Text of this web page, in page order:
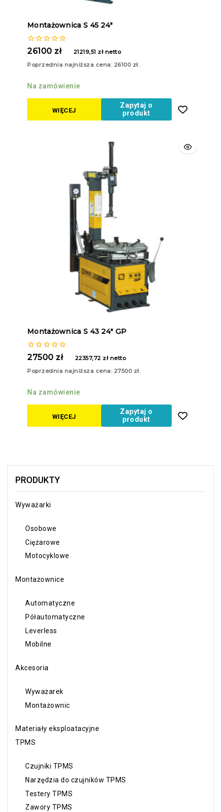
Montażownica S 45 24″
0
5
26100 zł 21219,51 złnetto
Poprzednia najniższa cena: 26100 zł.
Na zamówienie
WIĘCEJ
Zapytaj o
produkt
Montażownica S 43 24″ GP
0
5
27500 zł 22357,72 złnetto
Poprzednia najniższa cena: 27500 zł.
Na zamówienie
WIĘCEJ
Zapytaj o
produkt
PRODUKTY
Wyważarki
Osobowe
Ciężarowe
Motocyklowe
Montażownice
Automatyczne
Półautomatyczne
Leverless
Mobilne
Akcesoria
Wyważarek
Montażownic
Materiały eksploatacyjne
TPMS
Czujniki TPMS
Narzędzia do czujników TPMS
Testery TPMS
Zawory TPMS